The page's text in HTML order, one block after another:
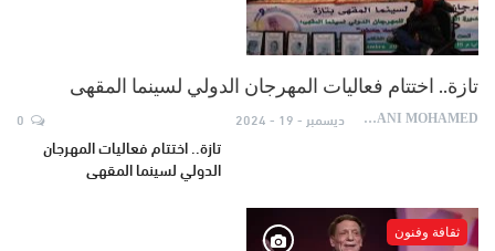
تازة.. اختتام فعاليات المهرجان الدولي لسينما المقهى
AYDANI MOHAMED ديسمبر - 19 - 2024
تازة.. اختتام فعاليات المهرجان
الدولي لسينما المقهى
ثقافة وفنون